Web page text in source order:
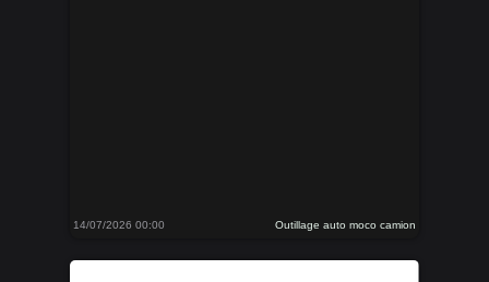
14/07/2026 00:00 Outillage auto moco camion